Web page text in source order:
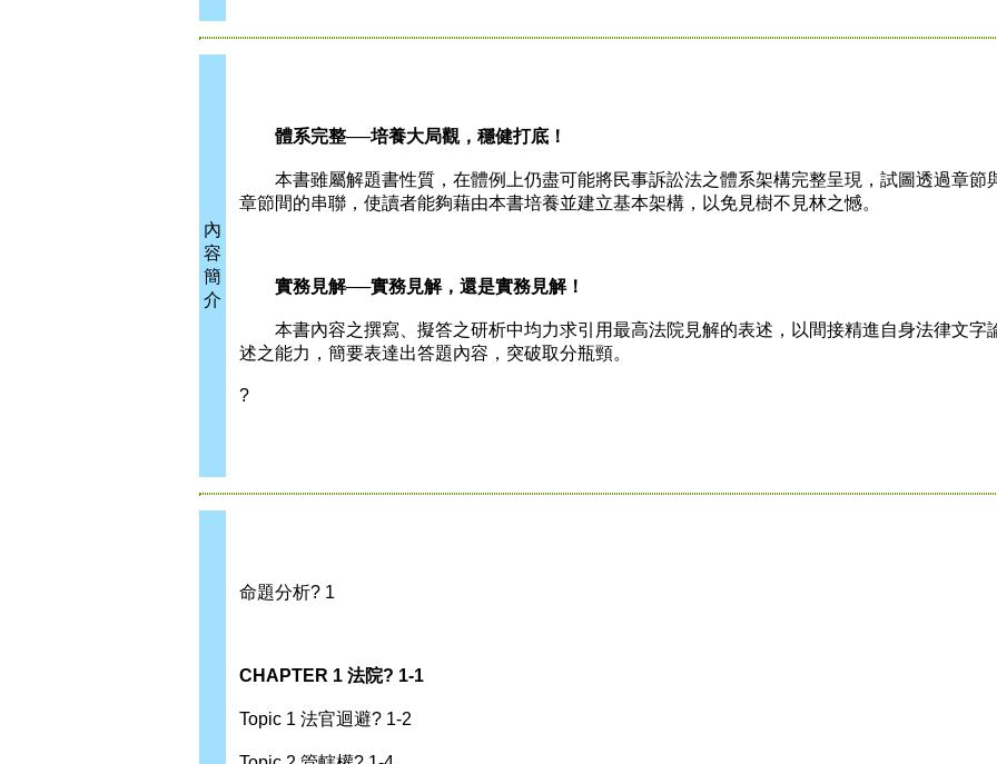
內
容
簡
介
體系完整──培養大局觀，穩健打底！
本書雖屬解題書性質，在體例上仍盡可能將民事訴訟法之體系架構完整呈現，試圖透過章節
章節間的串聯，使讀者能夠藉由本書培養並建立基本架構，以免見樹不見林之憾。
實務見解──實務見解，還是實務見解！
本書內容之撰寫、擬答之研析中均力求引用最高法院見解的表述，以間接精進自身法律文字
述之能力，簡要表達出答題內容，突破取分瓶頸。
?
命題分析? 1
CHAPTER 1 法院? 1-1
Topic 1 法官迴避? 1-2